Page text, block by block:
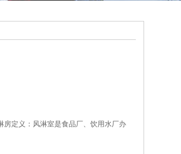
房定义：风淋室是食品厂、饮用水厂办